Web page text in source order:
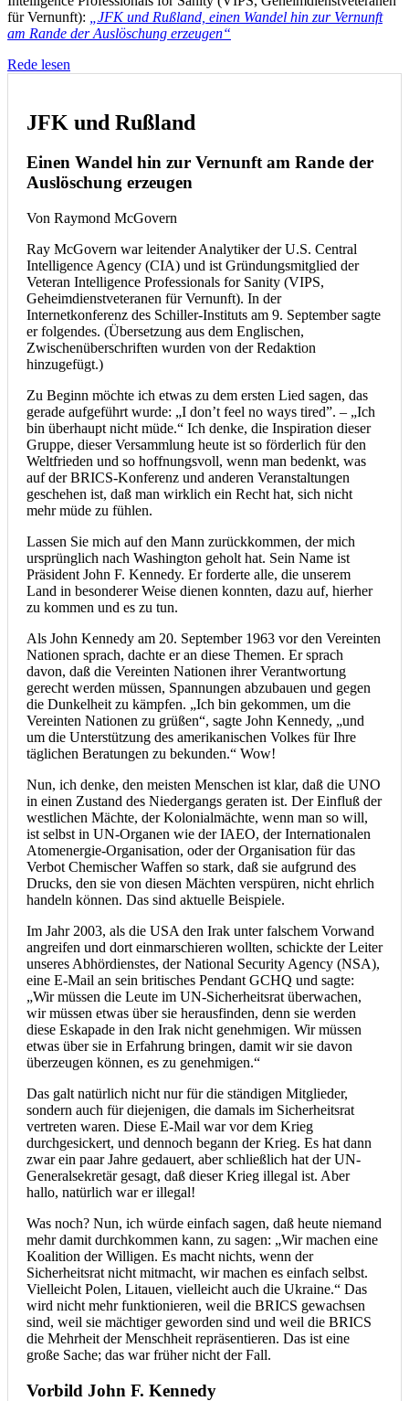
für Vernunft):
„JFK und Rußland, einen Wandel hin zur Vernunft
am Rande der Auslöschung erzeugen“
Rede lesen
JFK und Rußland
Einen Wandel hin zur Vernunft am Rande der
Auslöschung erzeugen
Von Raymond McGovern
Ray McGovern war leitender Analytiker der U.S. Central
Intelligence Agency (CIA) und ist Gründungsmitglied der
Veteran Intelligence Professionals for Sanity (VIPS,
Geheimdienstveteranen für Vernunft). In der
Internetkonferenz des Schiller-Instituts am 9. September sagte
er folgendes. (Übersetzung aus dem Englischen,
Zwischenüberschriften wurden von der Redaktion
hinzugefügt.)
Zu Beginn möchte ich etwas zu dem ersten Lied sagen, das
gerade aufgeführt wurde: „I don’t feel no ways tired”. – „Ich
bin überhaupt nicht müde.“ Ich denke, die Inspiration dieser
Gruppe, dieser Versammlung heute ist so förderlich für den
Weltfrieden und so hoffnungsvoll, wenn man bedenkt, was
auf der BRICS-Konferenz und anderen Veranstaltungen
geschehen ist, daß man wirklich ein Recht hat, sich nicht
mehr müde zu fühlen.
Lassen Sie mich auf den Mann zurückkommen, der mich
ursprünglich nach Washington geholt hat. Sein Name ist
Präsident John F. Kennedy. Er forderte alle, die unserem
Land in besonderer Weise dienen konnten, dazu auf, hierher
zu kommen und es zu tun.
Als John Kennedy am 20. September 1963 vor den Vereinten
Nationen sprach, dachte er an diese Themen. Er sprach
davon, daß die Vereinten Nationen ihrer Verantwortung
gerecht werden müssen, Spannungen abzubauen und gegen
die Dunkelheit zu kämpfen. „Ich bin gekommen, um die
Vereinten Nationen zu grüßen“, sagte John Kennedy, „und
um die Unterstützung des amerikanischen Volkes für Ihre
täglichen Beratungen zu bekunden.“ Wow!
Nun, ich denke, den meisten Menschen ist klar, daß die UNO
in einen Zustand des Niedergangs geraten ist. Der Einfluß der
westlichen Mächte, der Kolonialmächte, wenn man so will,
ist selbst in UN-Organen wie der IAEO, der Internationalen
Atomenergie-Organisation, oder der Organisation für das
Verbot Chemischer Waffen so stark, daß sie aufgrund des
Drucks, den sie von diesen Mächten verspüren, nicht ehrlich
handeln können. Das sind aktuelle Beispiele.
Im Jahr 2003, als die USA den Irak unter falschem Vorwand
angreifen und dort einmarschieren wollten, schickte der Leiter
unseres Abhördienstes, der National Security Agency (NSA),
eine E-Mail an sein britisches Pendant GCHQ und sagte:
„Wir müssen die Leute im UN-Sicherheitsrat überwachen,
wir müssen etwas über sie herausfinden, denn sie werden
diese Eskapade in den Irak nicht genehmigen. Wir müssen
etwas über sie in Erfahrung bringen, damit wir sie davon
überzeugen können, es zu genehmigen.“
Das galt natürlich nicht nur für die ständigen Mitglieder,
sondern auch für diejenigen, die damals im Sicherheitsrat
vertreten waren. Diese E-Mail war vor dem Krieg
durchgesickert, und dennoch begann der Krieg. Es hat dann
zwar ein paar Jahre gedauert, aber schließlich hat der UN-
Generalsekretär gesagt, daß dieser Krieg illegal ist. Aber
hallo, natürlich war er illegal!
Was noch? Nun, ich würde einfach sagen, daß heute niemand
mehr damit durchkommen kann, zu sagen: „Wir machen eine
Koalition der Willigen. Es macht nichts, wenn der
Sicherheitsrat nicht mitmacht, wir machen es einfach selbst.
Vielleicht Polen, Litauen, vielleicht auch die Ukraine.“ Das
wird nicht mehr funktionieren, weil die BRICS gewachsen
sind, weil sie mächtiger geworden sind und weil die BRICS
die Mehrheit der Menschheit repräsentieren. Das ist eine
große Sache; das war früher nicht der Fall.
Vorbild John F. Kennedy